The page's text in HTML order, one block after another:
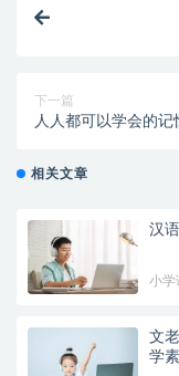
下一篇
人人都可以学会的记
相关文章
汉
小学
文
学